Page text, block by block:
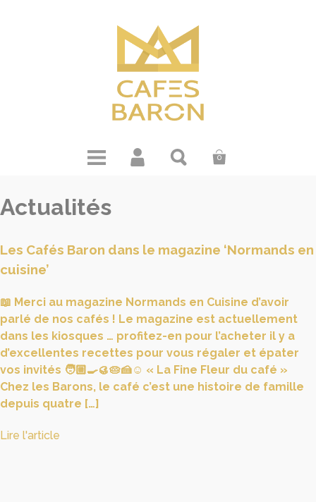
0
Actualités
Les Cafés Baron dans le magazine ‘Normands en
cuisine’
📖 Merci au magazine Normands en Cuisine d’avoir
parlé de nos cafés ! Le magazine est actuellement
dans les kiosques … profitez-en pour l’acheter il y a
d’excellentes recettes pour vous régaler et épater
vos invités 🧑🏼‍🍳🥮🥧🍰☺️ « La Fine Fleur du café »
Chez les Barons, le café c’est une histoire de famille
depuis quatre […]
Lire l'article